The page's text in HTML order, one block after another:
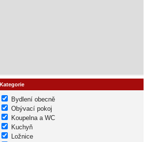
Kategorie
Bydlení obecně
Obývací pokoj
Koupelna a WC
Kuchyň
Ložnice